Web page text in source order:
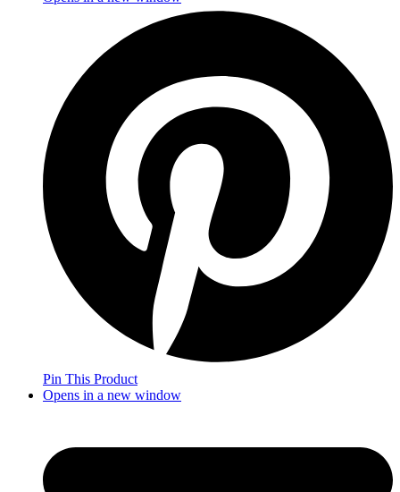
Pin This Product
Opens in a new window